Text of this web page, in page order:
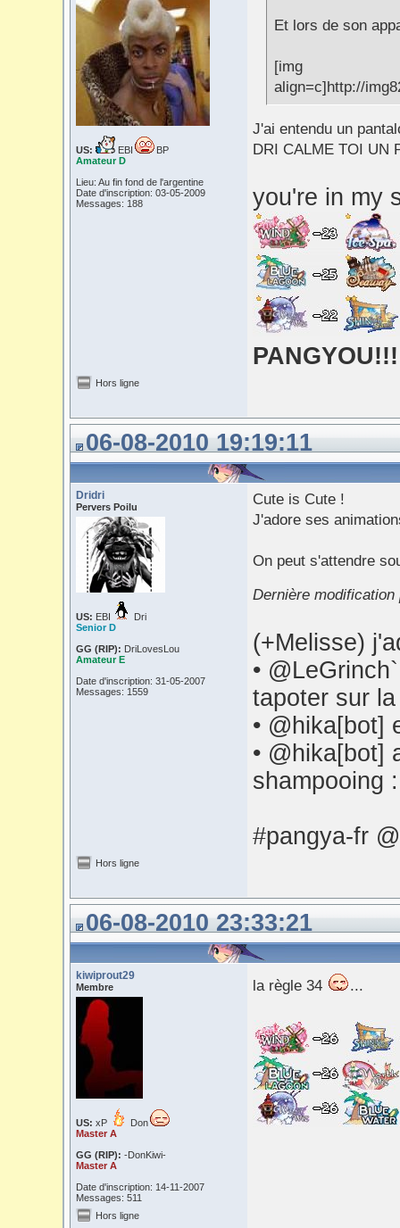
US: EBI
BP
Amateur D
Lieu: Au fin fond de l'argentine
Date d'inscription: 03-05-2009
Messages: 188
Et lors de son
[img
align=c]http://
J'ai entendu un
DRI CALME TOI UN
you're in my
PANGYOU!!!
Hors ligne
06-08-2010 19:19:11
Dridri
Pervers Poilu
US: EBI
Dri
Senior D
GG (RIP): DriLovesLou
Amateur E
Date d'inscription: 31-05-2007
Messages: 1559
Cute is Cute !
J'adore ses
On peut s'attendre
Dernière
(+Melisse)
•
tapoter sur
• @hika[bot]
• @hika[bot]
shampooing
#pangya-fr
Hors ligne
06-08-2010 23:33:21
kiwiprout29
Membre
US: xP
Don
Master A
GG (RIP): -DonKiwi-
Master A
Date d'inscription: 14-11-2007
Messages: 511
la règle 34 ...
Hors ligne